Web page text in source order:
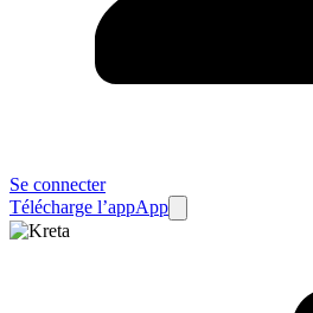
Se connecter
Télécharge l’appApp